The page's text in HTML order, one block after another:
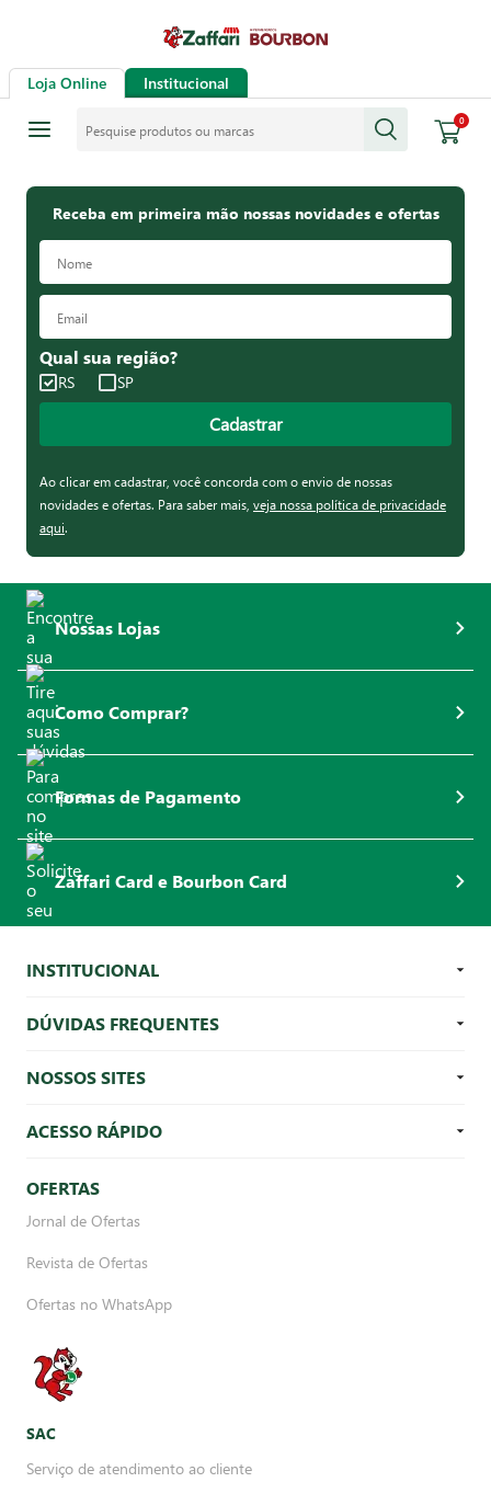
Loja Online Institucional
0
Receba em primeira mão nossas novidades e ofertas
Qual sua região?
RS SP
Cadastrar
Ao clicar em cadastrar, você concorda com o envio de nossas
novidades e ofertas. Para saber mais, veja nossa política de privacidade
aqui.
Nossas Lojas
Como Comprar?
Formas de Pagamento
Zaffari Card e Bourbon Card
INSTITUCIONAL
DÚVIDAS FREQUENTES
NOSSOS SITES
ACESSO RÁPIDO
OFERTAS
Jornal de Ofertas
Revista de Ofertas
Ofertas no WhatsApp
SAC
Serviço de atendimento ao cliente